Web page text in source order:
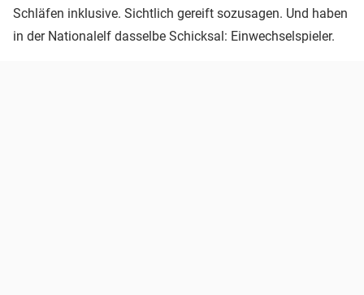
Schläfen inklusive. Sichtlich gereift sozusagen. Und haben
in der Nationalelf dasselbe Schicksal: Einwechselspieler.